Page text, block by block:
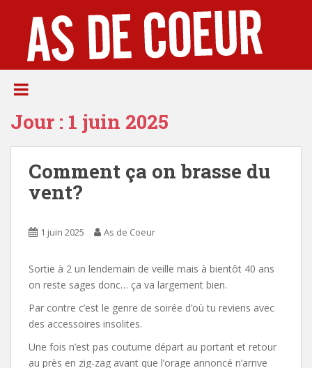
t
Jour : 1 juin 2025
Comment ça on brasse du
vent?
1 juin 2025 As de Coeur
Sortie à 2 un lendemain de veille mais à bientôt 40 ans
on reste sages donc… ça va largement bien.
Par contre c’est le genre de soirée d’où tu reviens avec
des accessoires insolites.
Une fois n’est pas coutume départ au portant et retour
au près en zig-zag avant que l’orage annoncé n’arrive